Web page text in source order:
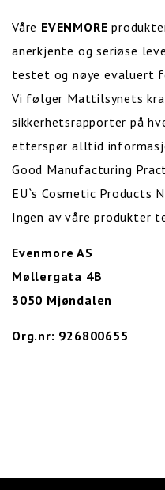
Våre EVENMORE
anerkjente og seriøse
testet og nøye evaluert
Vi følger Mattilsynets
sikkerhetsrapporter på
etterspør alltid
Good Manufacturing
EU`s Cosmetic Products
Ingen av våre produkter
Evenmore AS
Møllergata 4B
3050 Mjøndalen
Org.nr: 926800655